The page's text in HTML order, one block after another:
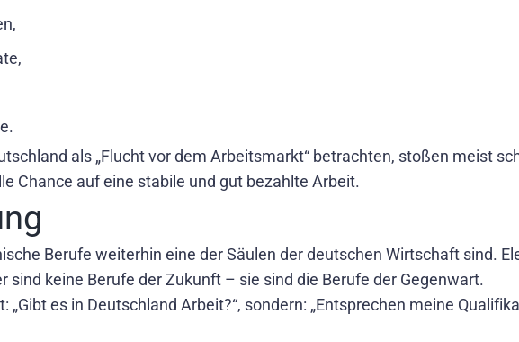
als „Flucht vor dem Arbeitsmarkt“ betrachten, stoßen meist
Chance auf eine stabile und gut bezahlte Arbeit.
Berufe weiterhin eine der Säulen der deutschen Wirtschaft sind.
sind keine Berufe der Zukunft – sie sind die Berufe der Gegenwart.
„Gibt es in Deutschland Arbeit?“, sondern: „Entsprechen meine